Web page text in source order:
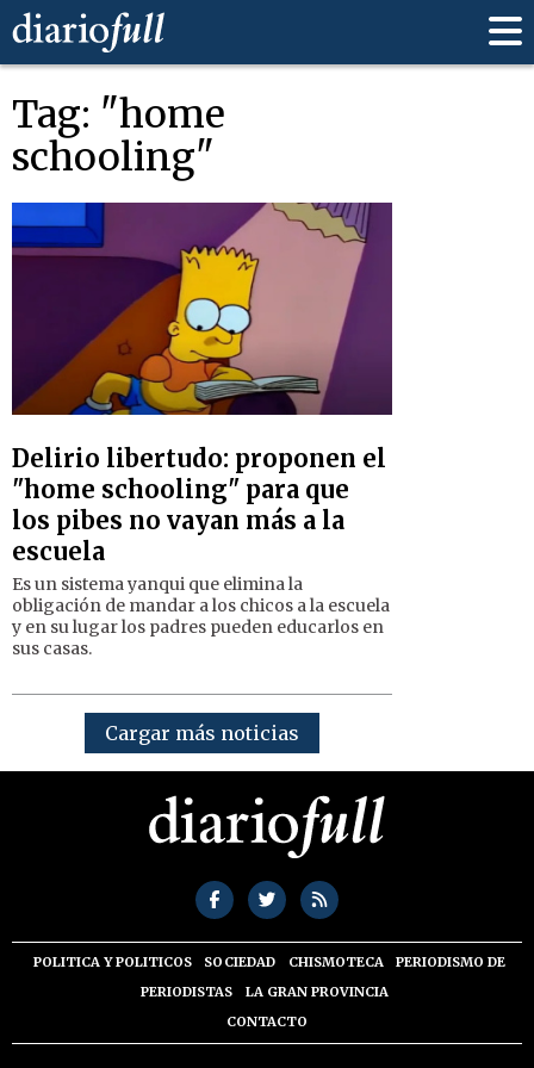
Tag: "home
schooling"
Delirio libertudo: proponen el
"home schooling" para que
los pibes no vayan más a la
escuela
Es un sistema yanqui que elimina la
obligación de mandar a los chicos a la escuela
y en su lugar los padres pueden educarlos en
sus casas.
Cargar más noticias
POLITICA Y POLITICOS SOCIEDAD CHISMOTECA
PERIODISMO DE
PERIODISTAS
LA GRAN PROVINCIA
CONTACTO